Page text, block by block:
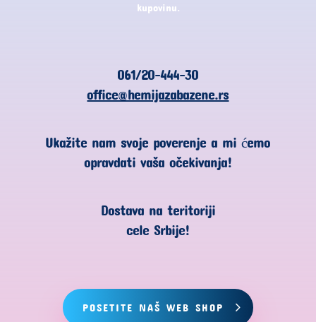
kupovinu.
061/20-444-30
office@hemijazabazene.rs
Ukažite nam svoje poverenje a mi ćemo
opravdati vaša očekivanja!
Dostava na teritoriji
cele Srbije!
POSETITE NAŠ WEB SHOP